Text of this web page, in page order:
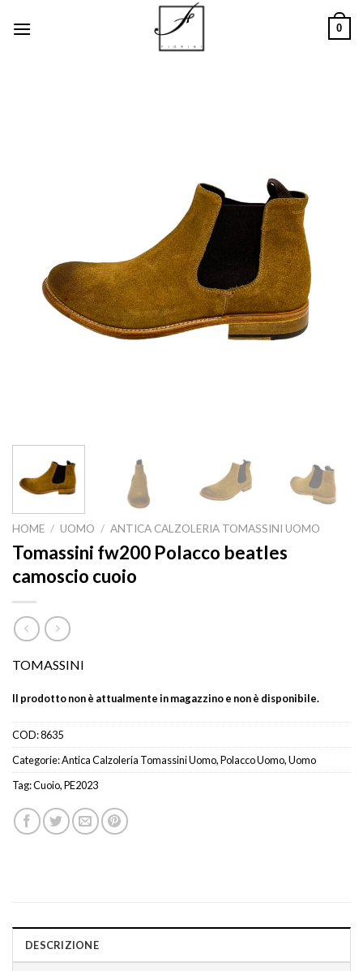
0
HOME / UOMO / ANTICA CALZOLERIA TOMASSINI UOMO
Tomassini fw200 Polacco beatles
camoscio cuoio
TOMASSINI
Il prodotto non è attualmente in magazzino e non è disponibile.
COD:8635
Categorie:Antica Calzoleria Tomassini Uomo,Polacco Uomo,Uomo
Tag:Cuoio,PE2023
DESCRIZIONE